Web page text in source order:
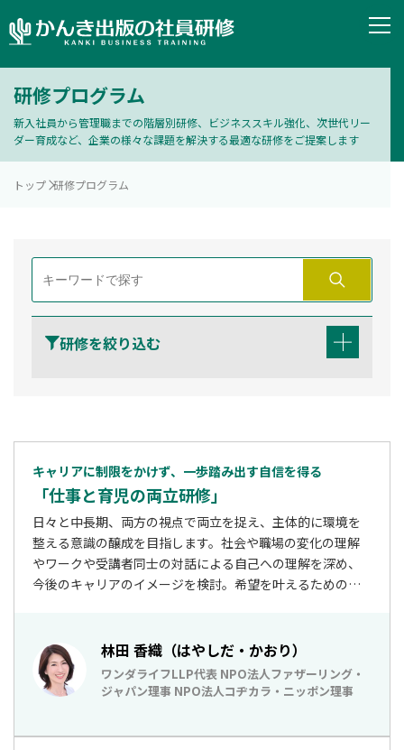
研修プログラム
新入社員から管理職までの階層別研修、ビジネススキル強化、次世代リー
ダー育成など、企業の様々な課題を解決する最適な研修をご提案します
トップ 研修プログラム
研修を絞り込む
キャリアに制限をかけず、一歩踏み出す自信を得る
「仕事と育児の両立研修」
日々と中長期、両方の視点で両立を捉え、主体的に環境を
整える意識の醸成を目指します。社会や職場の変化の理解
やワークや受講者同士の対話による自己への理解を深め、
今後のキャリアのイメージを検討。希望を叶えるための心
す。
林田 香織（はやしだ・かおり）
ワンダライフLLP代表 NPO法人ファザーリング・
ジャパン理事 NPO法人コヂカラ・ニッポン理事